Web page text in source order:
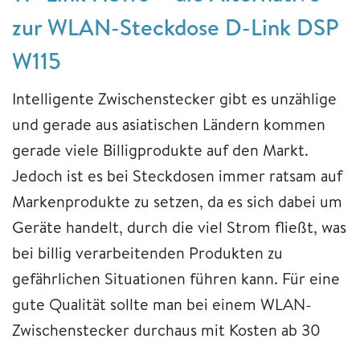
zur WLAN-Steckdose D-Link DSP
W115
Intelligente Zwischenstecker gibt es unzählige
und gerade aus asiatischen Ländern kommen
gerade viele Billigprodukte auf den Markt.
Jedoch ist es bei Steckdosen immer ratsam auf
Markenprodukte zu setzen, da es sich dabei um
Geräte handelt, durch die viel Strom fließt, was
bei billig verarbeitenden Produkten zu
gefährlichen Situationen führen kann. Für eine
gute Qualität sollte man bei einem WLAN-
Zwischenstecker durchaus mit Kosten ab 30